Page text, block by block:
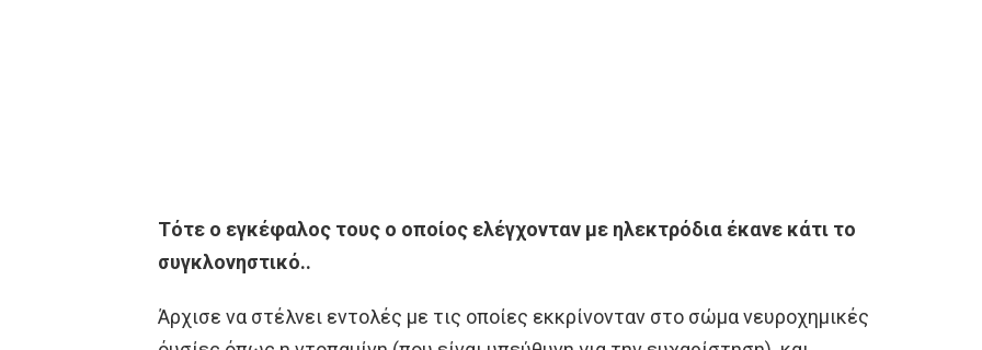
Τότε ο εγκέφαλος τους ο οποίος ελέγχονταν με ηλεκτρόδια έκανε κάτι το
συγκλονηστικό..
Άρχισε να στέλνει εντολές με τις οποίες εκκρίνονταν στο σώμα νευροχημικές